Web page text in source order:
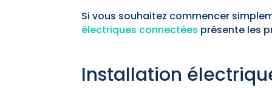
Si vous souhaitez commencer
électriques connectées présente les
Installation